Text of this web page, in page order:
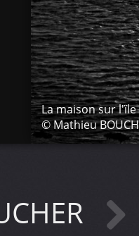
La maison sur l'ïle
© Mathieu